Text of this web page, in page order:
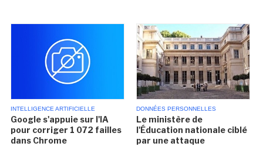
INTELLIGENCE ARTIFICIELLE
Google s'appuie sur l'IA
pour corriger 1 072 failles
dans Chrome
DONNÉES PERSONNELLES
Le ministère de
l'Éducation nationale ciblé
par une attaque